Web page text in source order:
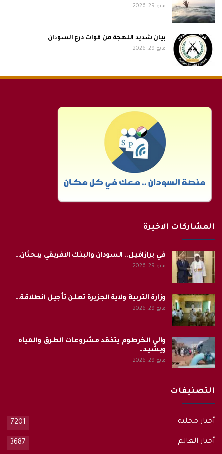
مايو 29, 2026
بيان شديد اللهجة من قوات درع السودان
مايو 29, 2026
المشاركات الاخيرة
في برازافيل.. السودان والبنك الأفريقي يبحثان…
مايو 29, 2026
وزارة التربية ولاية الجزيرة تعلن تأجيل انطلاقة…
مايو 29, 2026
والي الخرطوم يتفقد مشروعات الطرق والمياه
ويشيد…
مايو 29, 2026
التصنيفات
أخبار محلية 7201
أخبار العالم 3687